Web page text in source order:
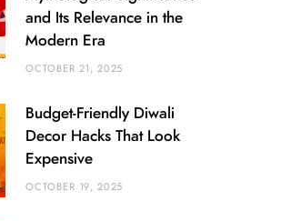
and Its Relevance in the
Modern Era
OCTOBER 21, 2025
Budget-Friendly Diwali
Decor Hacks That Look
Expensive
OCTOBER 19, 2025